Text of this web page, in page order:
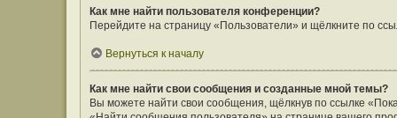
Как мне найти пользователя конференции?
Перейдите на страницу «Пользователи» и щёлкните по
Вернуться к началу
Как мне найти свои сообщения и созданные мной темы?
Вы можете найти свои сообщения, щёлкнув по ссылке